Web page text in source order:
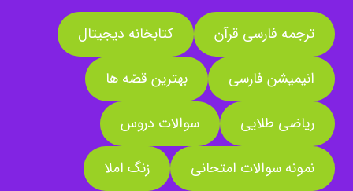
ترجمه فارسی قرآن کتابخانه دیجیتال
انیمیشن فارسی بهترین قصّه ها
ریاضی طلایی سوالات دروس
نمونه سوالات امتحانی زنگ املا